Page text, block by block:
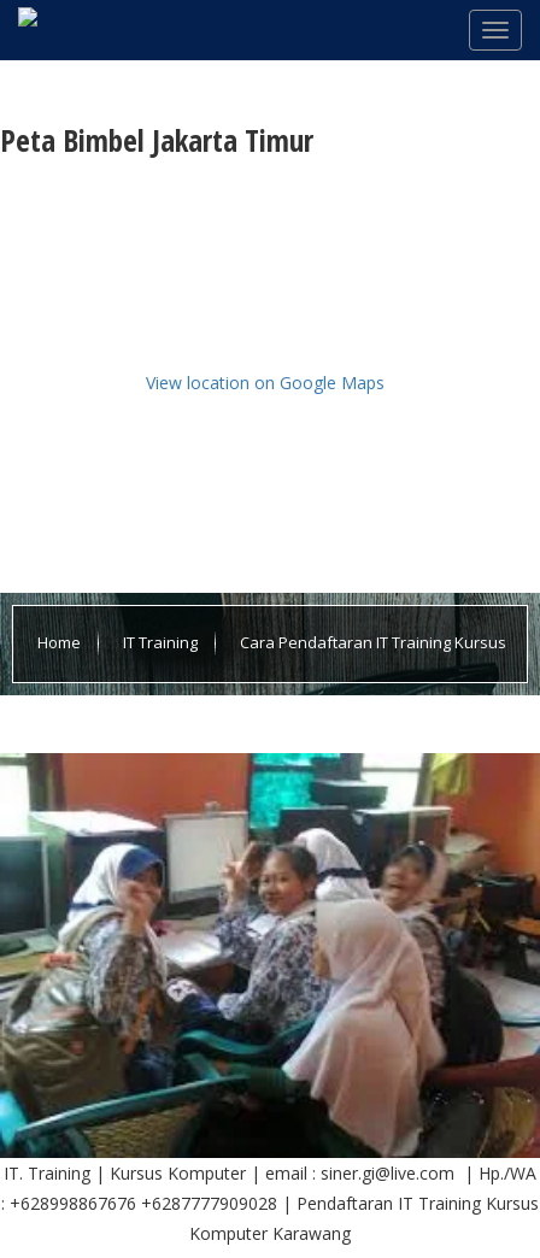
Peta Bimbel Jakarta Timur
View location on Google Maps
Home IT Training Cara Pendaftaran IT Training Kursus
IT. Training | Kursus Komputer | email : siner.gi@live.com | Hp./WA
: +628998867676 +6287777909028 | Pendaftaran IT Training Kursus
Komputer Karawang